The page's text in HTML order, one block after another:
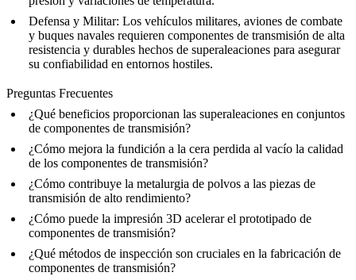
Defensa y Militar: Los vehículos militares, aviones de combate
y buques navales requieren componentes de transmisión de alta
resistencia y durables hechos de superaleaciones para asegurar
su confiabilidad en entornos hostiles.
Preguntas Frecuentes
¿Qué beneficios proporcionan las superaleaciones en conjuntos
de componentes de transmisión?
¿Cómo mejora la fundición a la cera perdida al vacío la calidad
de los componentes de transmisión?
¿Cómo contribuye la metalurgia de polvos a las piezas de
transmisión de alto rendimiento?
¿Cómo puede la impresión 3D acelerar el prototipado de
componentes de transmisión?
¿Qué métodos de inspección son cruciales en la fabricación de
componentes de transmisión?